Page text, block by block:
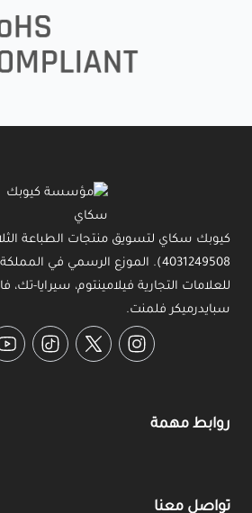
كيوبك سكاي لتسويق منتجات الطباعة
4031249508). الموزع الرسمي في
للعلامات التجارية فيلامينتوم، سيرايا-تك،
سبايدرميكر فلمنت.
Instagram
Twitter
TikTok
روابط مهمة
تواصل معنا